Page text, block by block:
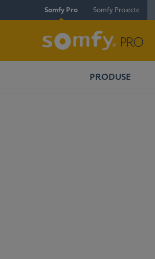
Somfy Pro Somfy Proiecte
PRODUSE